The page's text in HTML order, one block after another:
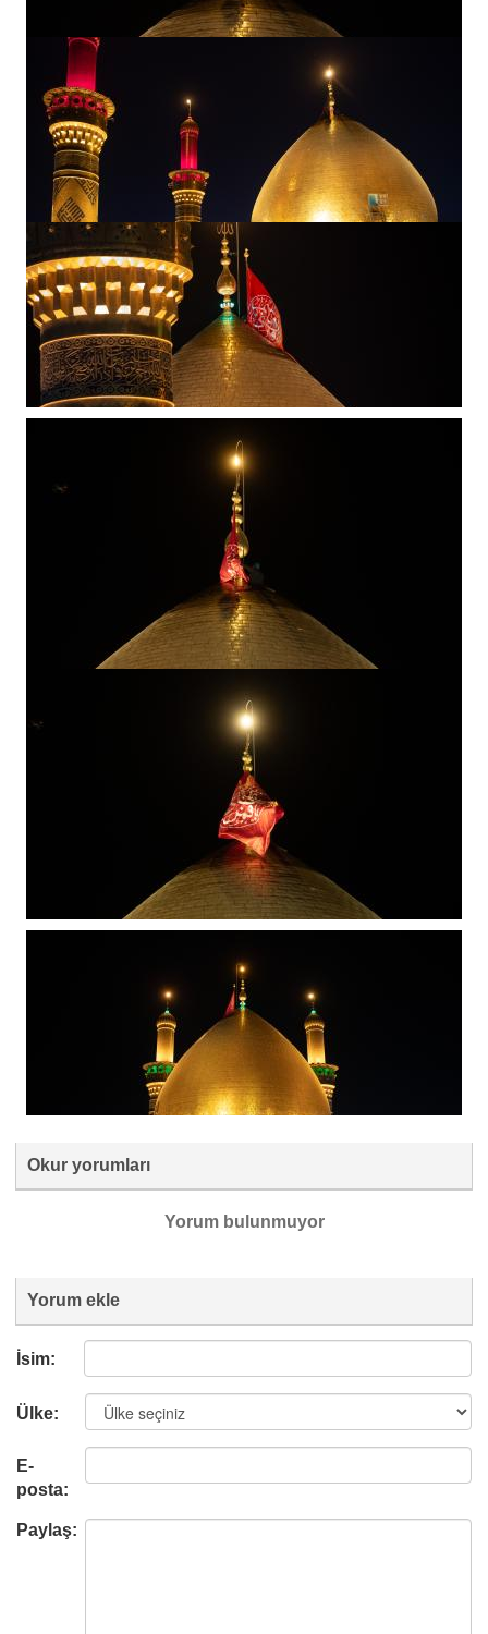
Okur yorumları
Yorum bulunmuyor
Yorum ekle
İsim:
Ülke:
E-
posta:
Paylaş: